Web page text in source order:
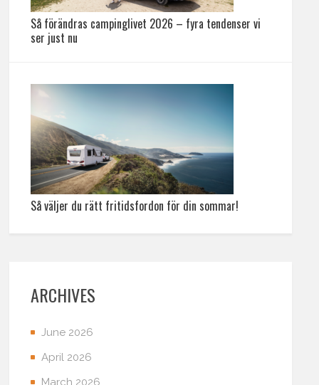
Så förändras campinglivet 2026 – fyra tendenser vi
ser just nu
Så väljer du rätt fritidsfordon för din sommar!
ARCHIVES
June 2026
April 2026
March 2026